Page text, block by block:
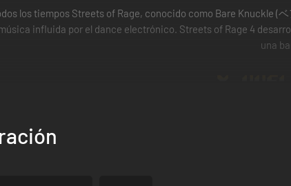
los tiempos Streets of Rage, conocido como Bare Knuckle (
influida por el dance electrónico. Streets of Rage 4
una
como Streets of Rage cuenta con personajes
temas flipantes para escuchar, nuestros héroes están listos